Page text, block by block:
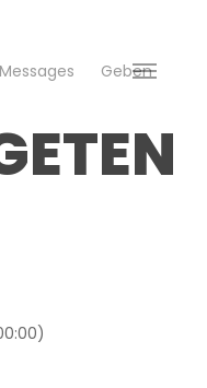
Messages Geben
Menu